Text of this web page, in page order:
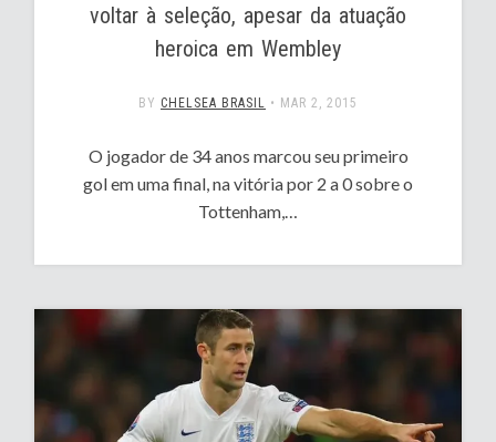
voltar à seleção, apesar da atuação
heroica em Wembley
BY CHELSEA BRASIL • MAR 2, 2015
O jogador de 34 anos marcou seu primeiro
gol em uma final, na vitória por 2 a 0 sobre o
Tottenham,…